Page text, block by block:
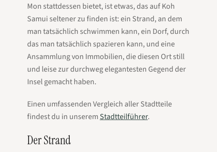
Mon stattdessen bietet, ist etwas, das auf Koh
Samui seltener zu finden ist: ein Strand, an dem
man tatsächlich schwimmen kann, ein Dorf, durch
das man tatsächlich spazieren kann, und eine
Ansammlung von Immobilien, die diesen Ort still
und leise zur durchweg elegantesten Gegend der
Insel gemacht haben.
Einen umfassenden Vergleich aller Stadtteile
findest du in unserem Stadtteilführer.
Der Strand